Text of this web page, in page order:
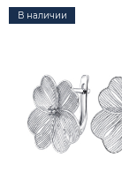
В наличии